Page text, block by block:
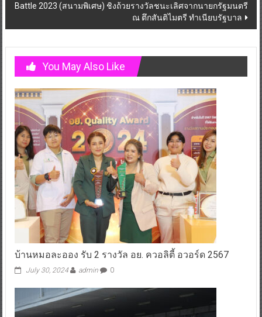
Battle 2023 (สนามพิเศษ) ชิงถ้วยรางวัลชนะเลิศจากนายกรัฐมนตรี
ณ ตึกสันติไมตรี ทำเนียบรัฐบาล
You May Also Like
บ้านหมอละออง รับ 2 รางวัล อย. ควอลิตี้ อวอร์ด 2567
July 30, 2024 admin 0